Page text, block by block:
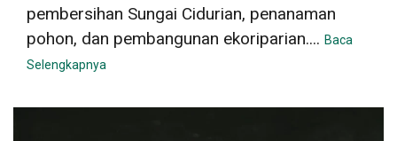
pembersihan Sungai Cidurian, penanaman
pohon, dan pembangunan ekoriparian.... Baca
Selengkapnya